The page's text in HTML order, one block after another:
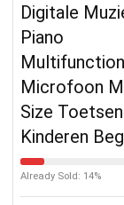
Digitale
Piano
Microfoon
Size
Kinderen
Already Sold: 14%